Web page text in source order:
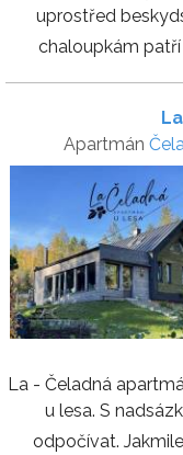
uprostřed
chaloupkám
Apartmán
La - Čeladná
u lesa. S
odpočívat.